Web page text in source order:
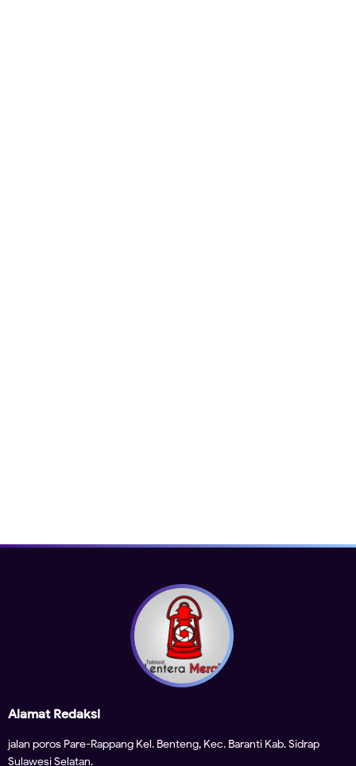
Alamat Redaksi
jalan poros Pare-Rappang Kel. Benteng, Kec. Baranti Kab. Sidrap
Sulawesi Selatan.